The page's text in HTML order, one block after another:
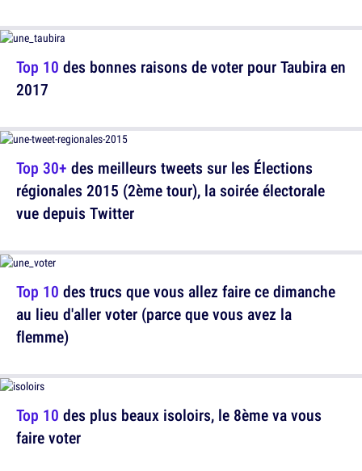
Top 30+ des meilleurs tweets sur les Élections
régionales 2015 (2ème tour), la soirée électorale
vue depuis Twitter
Top 10 des plus beaux isoloirs, le 8ème va vous
faire voter
Top 10 des bonnes raisons de voter pour Taubira en
2017
Top 10 des trucs que vous allez faire ce dimanche
au lieu d'aller voter (parce que vous avez la
flemme)